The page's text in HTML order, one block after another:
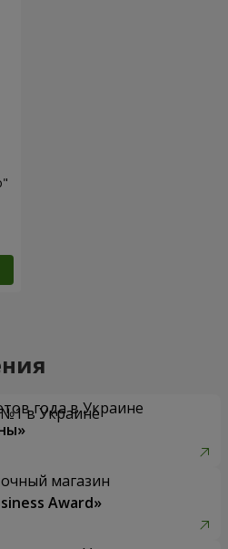
года в Украине
магазин
Award»